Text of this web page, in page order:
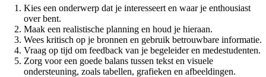
Kies een onderwerp dat je interesseert en waar je enthousiast
over bent.
Maak een realistische planning en houd je hieraan.
Wees kritisch op je bronnen en gebruik betrouwbare informatie.
Vraag op tijd om feedback van je begeleider en medestudenten.
Zorg voor een goede balans tussen tekst en visuele
ondersteuning, zoals tabellen, grafieken en afbeeldingen.